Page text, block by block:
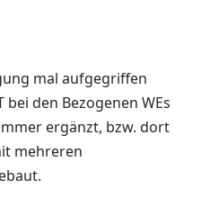
mal aufgegriffen
den Bezogenen WEs
ergänzt, bzw. dort
mehreren